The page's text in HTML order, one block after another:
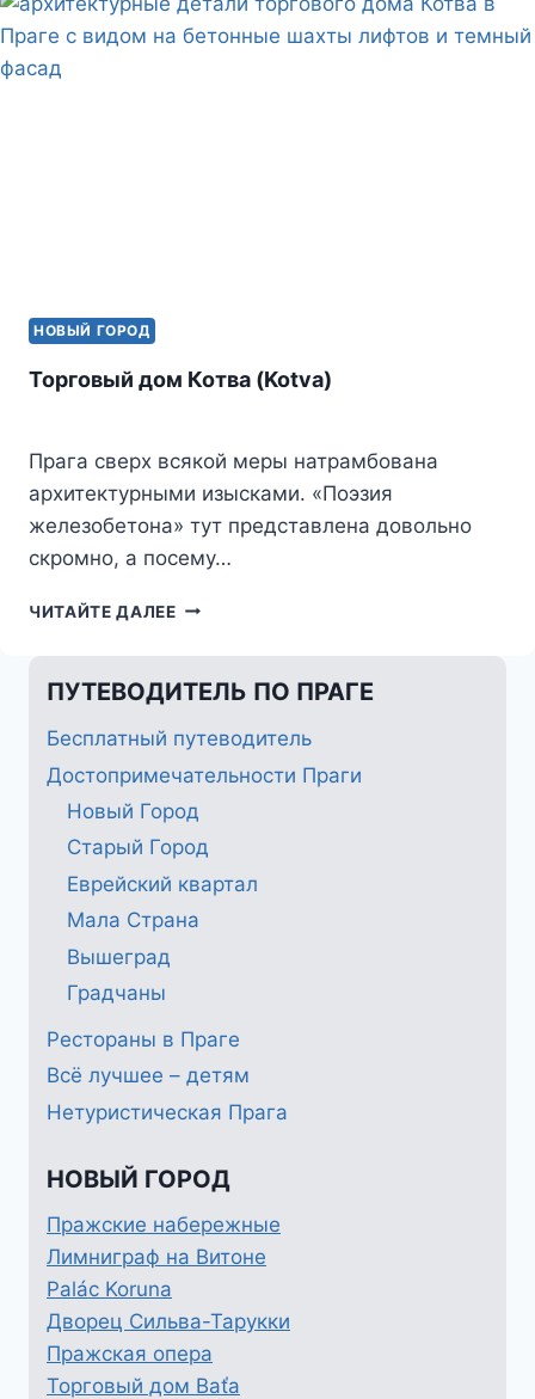
НОВЫЙ ГОРОД
Торговый дом Котва (Kotva)
Прага сверх всякой меры натрамбована
архитектурными изысками. «Поэзия
железобетона» тут представлена довольно
скромно, а посему…
ЧИТАЙТЕ ДАЛЕЕТОРГОВЫЙ
КОТВА
(KOTVA)
ПУТЕВОДИТЕЛЬ ПО ПРАГЕ
Бесплатный путеводитель
Достопримечательности Праги
Новый Город
Старый Город
Еврейский квартал
Мала Страна
Вышеград
Градчаны
Рестораны в Праге
Всё лучшее – детям
Нетуристическая Прага
НОВЫЙ ГОРОД
Пражские набережные
Лимниграф на Витоне
Palác Koruna
Дворец Сильва-Тарукки
Пражская опера
Торговый дом Baťa